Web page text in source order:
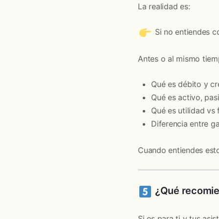
La realidad es:
Si no entiendes
Antes o al mismo
Qué es débito y
Qué es activo,
Qué es utilidad
Diferencia entre
Cuando entiendes
¿Qué